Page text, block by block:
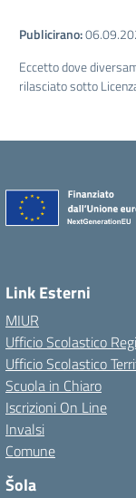
Publicirano:
Eccetto dove
rilasciato sotto
Link Esterni
MIUR
Ufficio Scolastico
Ufficio Scolastico
Scuola in Chiaro
Iscrizioni On Line
Invalsi
Comune
Šola